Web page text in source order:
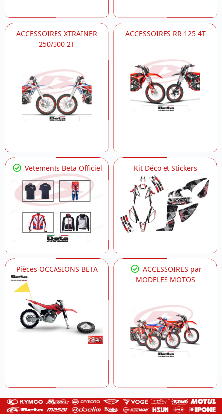
ACCESSOIRES XTRAINER
250/300 2T
ACCESSOIRES RR 125 4T
Vetements Beta Officiel Kit Déco et Stickers
Pièces OCCASIONS BETA
ACCESSOIRES par
MODELES MOTOS